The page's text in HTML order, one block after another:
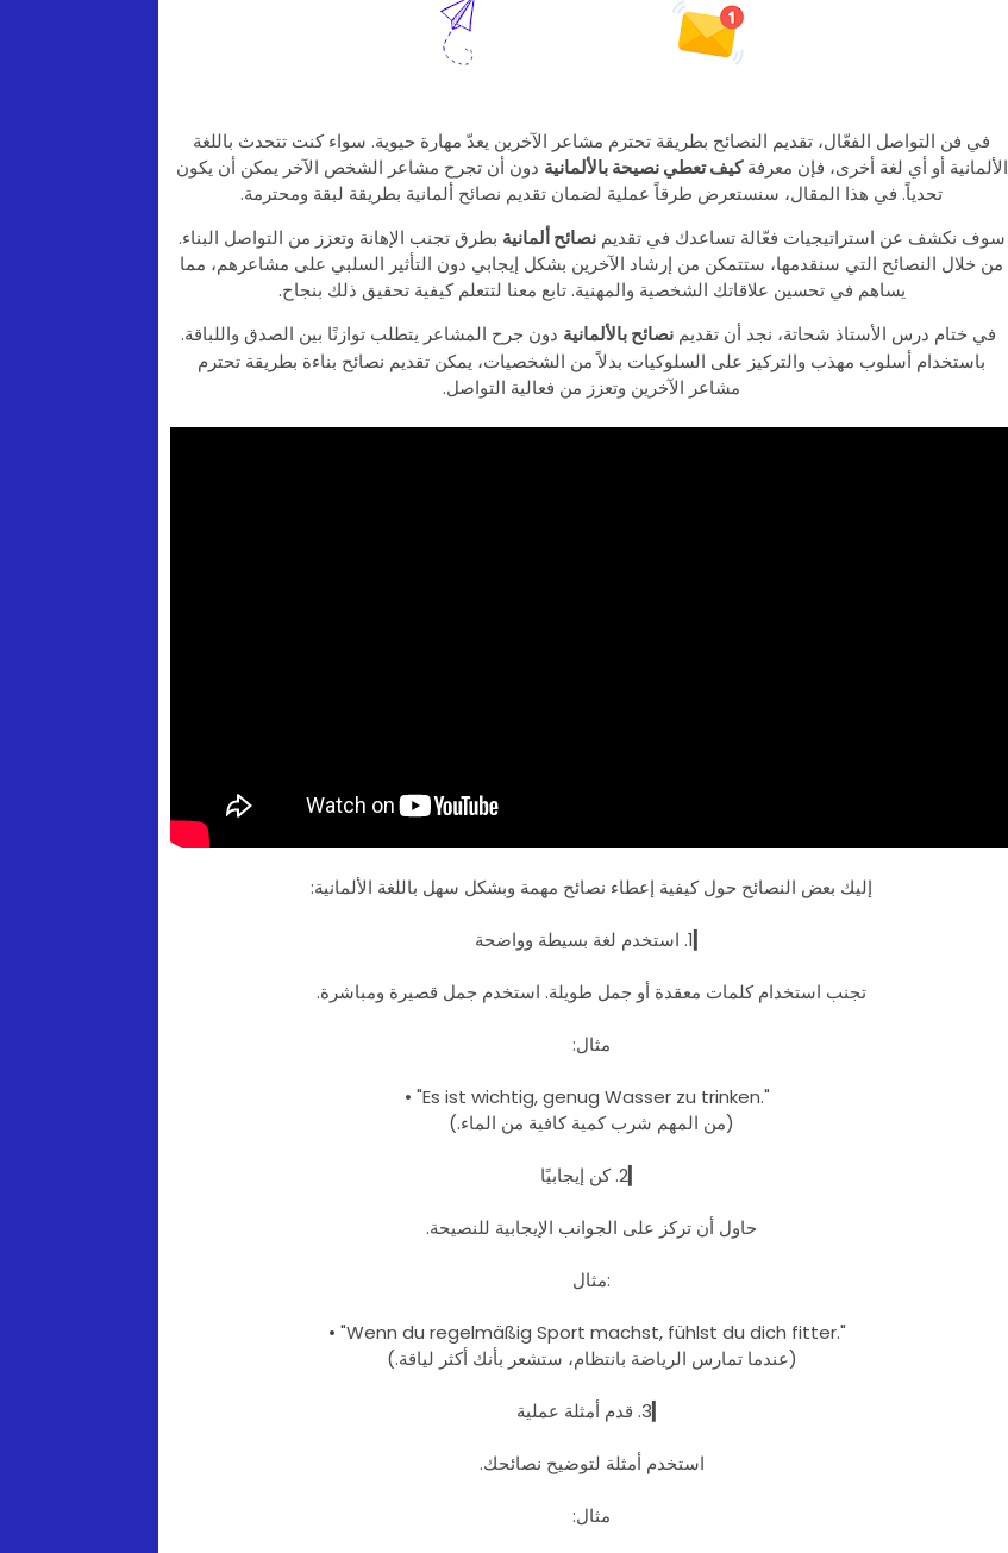
في فن التواصل الفعّال، تقديم النصائح بطريقة تحترم مشاعر الآخرين يعدّ مهارة حيوية. سواء كنت تتحدث باللغة
الألمانية أو أي لغة أخرى، فإن معرفةكيف تعطي نصيحة بالألمانية دون أن تجرح مشاعر الشخص الآخر يمكن أن يكون
تحدياً. في هذا المقال، سنستعرض طرقاً عملية لضمان تقديم نصائح ألمانية بطريقة لبقة ومحترمة.
سوف نكشف عن استراتيجيات فعّالة تساعدك في تقديمنصائح ألمانية بطرق تجنب الإهانة وتعزز من التواصل البناء.
من خلال النصائح التي سنقدمها، ستتمكن من إرشاد الآخرين بشكل إيجابي دون التأثير السلبي على مشاعرهم، مما
يساهم في تحسين علاقاتك الشخصية والمهنية. تابع معنا لتتعلم كيفية تحقيق ذلك بنجاح.
في ختام درس الأستاذ شحاتة، نجد أن تقديمنصائح بالألمانية دون جرح المشاعر يتطلب توازنًا بين الصدق واللباقة.
باستخدام أسلوب مهذب والتركيز على السلوكيات بدلاً من الشخصيات، يمكن تقديم نصائح بناءة بطريقة تحترم
مشاعر الآخرين وتعزز من فعالية التواصل.
إليك بعض النصائح حول كيفية إعطاء نصائح مهمة وبشكل سهل باللغة الألمانية:
تجنب استخدام كلمات معقدة أو جمل طويلة. استخدم جمل قصيرة ومباشرة.
مثال:
• "Es ist wichtig, genug Wasser zu trinken."
(من المهم شرب كمية كافية من الماء.)
حاول أن تركز على الجوانب الإيجابية للنصيحة.
مثال:
• "Wenn du regelmäßig Sport machst, fühlst du dich fitter."
(عندما تمارس الرياضة بانتظام، ستشعر بأنك أكثر لياقة.)
استخدم أمثلة لتوضيح نصائحك.
مثال: